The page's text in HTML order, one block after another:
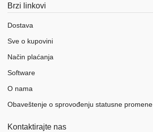
Brzi linkovi
Dostava
Sve o kupovini
Način plaćanja
Software
O nama
Obaveštenje o sprovođenju statusne promene
Kontaktirajte nas